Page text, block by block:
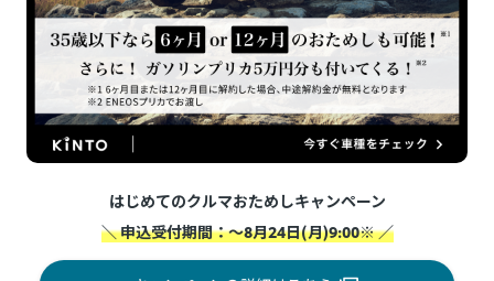
はじめてのクルマおためしキャンペーン
＼ 申込受付期間：～8月24日(月)9:00※ ／